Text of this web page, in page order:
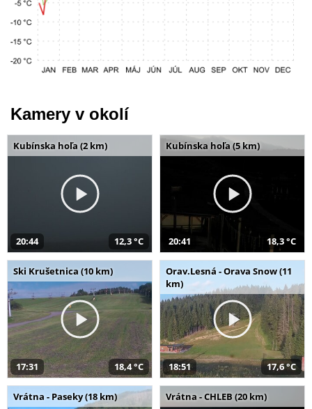
Kamery v okolí
Kubínska hoľa (2 km)
20:44 12,3 °C
Kubínska hoľa (5 km)
20:41 18,3 °C
Ski Krušetnica (10 km)
17:31 18,4 °C
Orav.Lesná - Orava Snow (11
km)
18:51 17,6 °C
Vrátna - Paseky (18 km) Vrátna - CHLEB (20 km)